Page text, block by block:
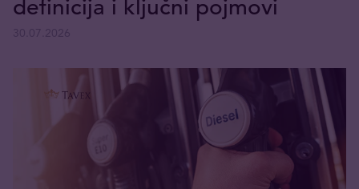
definicija i ključni pojmovi